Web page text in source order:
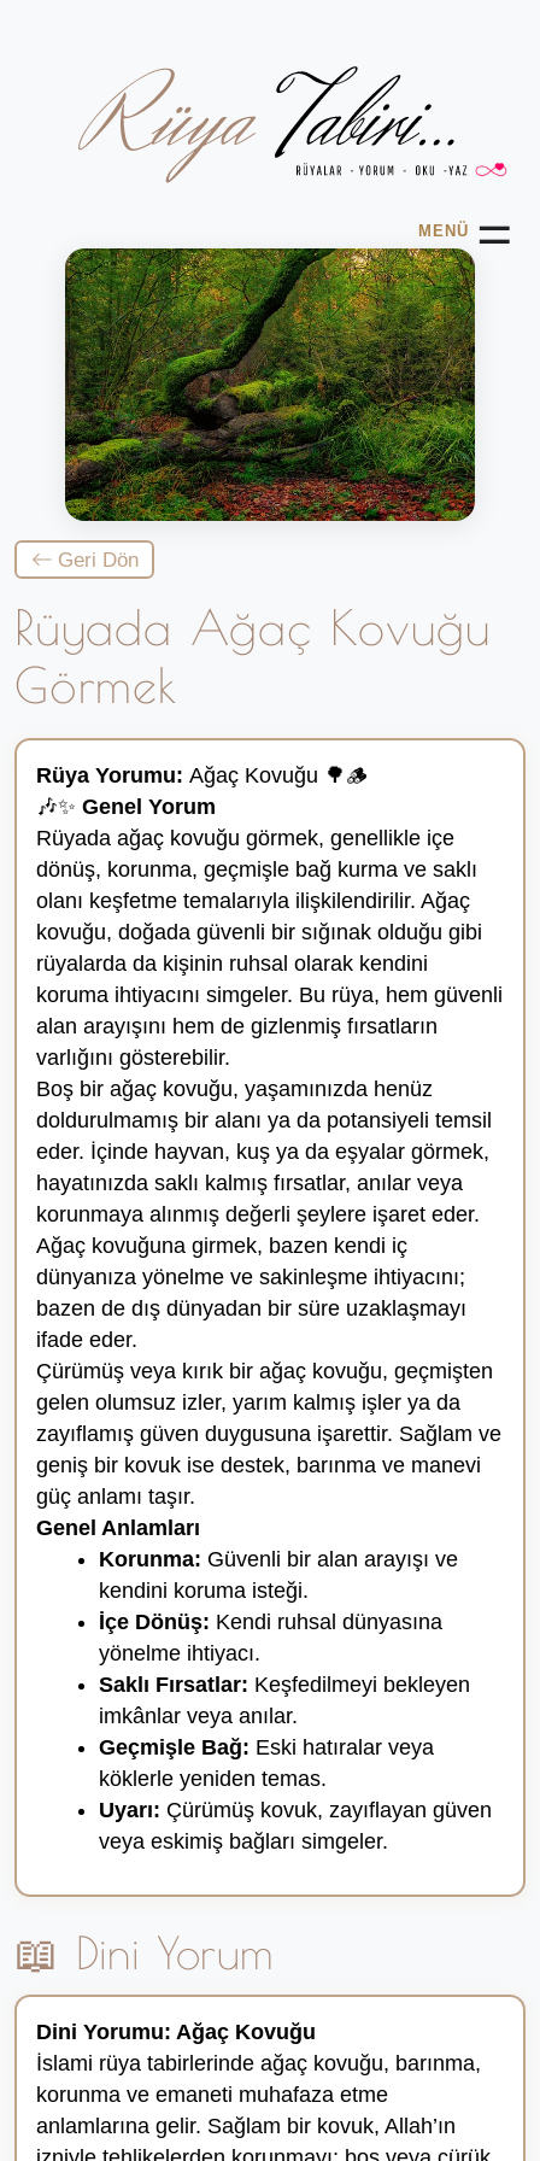
MENÜ ☰
Geri Dön
Rüyada Ağaç Kovuğu
Görmek
Rüya Yorumu: Ağaç Kovuğu 🌳🪵
🎶✨ Genel Yorum
Rüyada ağaç kovuğu görmek, genellikle içe
dönüş, korunma, geçmişle bağ kurma ve saklı
olanı keşfetme temalarıyla ilişkilendirilir. Ağaç
kovuğu, doğada güvenli bir sığınak olduğu gibi
rüyalarda da kişinin ruhsal olarak kendini
koruma ihtiyacını simgeler. Bu rüya, hem güvenli
alan arayışını hem de gizlenmiş fırsatların
varlığını gösterebilir.
Boş bir ağaç kovuğu, yaşamınızda henüz
doldurulmamış bir alanı ya da potansiyeli temsil
eder. İçinde hayvan, kuş ya da eşyalar görmek,
hayatınızda saklı kalmış fırsatlar, anılar veya
korunmaya alınmış değerli şeylere işaret eder.
Ağaç kovuğuna girmek, bazen kendi iç
dünyanıza yönelme ve sakinleşme ihtiyacını;
bazen de dış dünyadan bir süre uzaklaşmayı
ifade eder.
Çürümüş veya kırık bir ağaç kovuğu, geçmişten
gelen olumsuz izler, yarım kalmış işler ya da
zayıflamış güven duygusuna işarettir. Sağlam ve
geniş bir kovuk ise destek, barınma ve manevi
güç anlamı taşır.
Genel Anlamları
Korunma: Güvenli bir alan arayışı ve
kendini koruma isteği.
İçe Dönüş: Kendi ruhsal dünyasına
yönelme ihtiyacı.
Saklı Fırsatlar: Keşfedilmeyi bekleyen
imkânlar veya anılar.
Geçmişle Bağ: Eski hatıralar veya
köklerle yeniden temas.
Uyarı: Çürümüş kovuk, zayıflayan güven
veya eskimiş bağları simgeler.
📖 Dini Yorum
Dini Yorumu: Ağaç Kovuğu
İslami rüya tabirlerinde ağaç kovuğu, barınma,
korunma ve emaneti muhafaza etme
anlamlarına gelir. Sağlam bir kovuk, Allah’ın